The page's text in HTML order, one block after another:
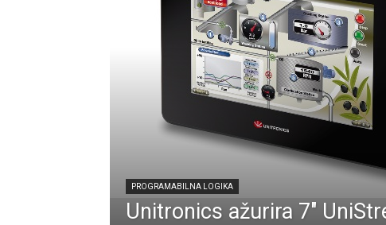
PROGRAMABILNA LOGIKA
Unitronics ažurira 7″